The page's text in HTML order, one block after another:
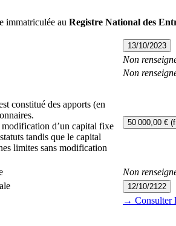
immatriculée au Registre National des
13/10/2023
Non
Non
constitué des apports (en
d’un capital fixe
tandis que le capital
limites sans modification
50 000,00 €
Non
12/10/2122
→ Consulter